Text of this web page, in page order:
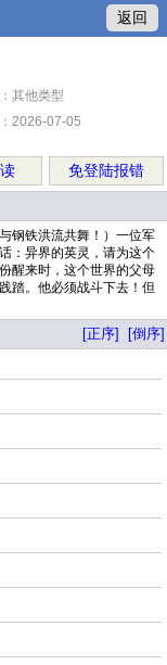
返回
其他类型
2026-07-05
免登陆报错
钢铁洪流共舞！）一位军
：异界的英灵，请为这个
醒来时，这个世界的父母
踏。他必须战斗下去！但
[正序] [倒序]